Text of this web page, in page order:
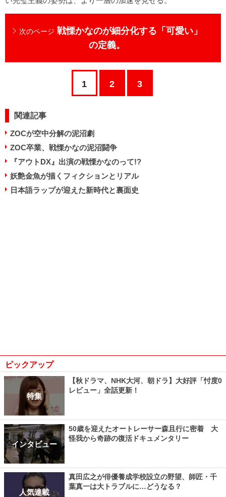
次のページ 戦慄かなのが細分化する「可愛い」
の定義。
1 2 3
関連記事
ZOCが空中分解の泥沼劇
ZOC卒業、戦慄かなの泥沼闘争
『アウトDX』出演の戦慄かなのって!?
妖艶金魚が描くフィクションとリアル
日本語ラップが迎えた新時代と裏面史
ピックアップ
特集
【秋ドラマ、NHK大河、朝ドラ】大好評「忖度0
レビュー」全話更新！
インタビュー
50歳を迎えたオートレーサー森且行に密着 大
怪我から奇跡の復活ドキュメンタリー
人気連載
真田広之が俳優養成学校設立の野望、師匠・千
葉真一は大トラブルに…どうなる？